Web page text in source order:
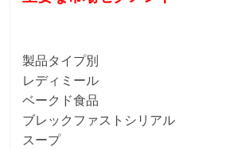
製品タイプ別
レディミール
ベークド食品
ブレックファストシリアル
スープ